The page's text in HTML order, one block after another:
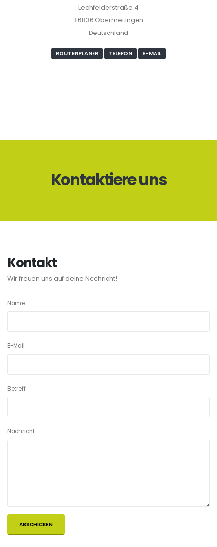
Lechfelderstraße 4
86836 Obermeitingen
Deutschland
ROUTENPLANER TELEFON E-MAIL
Kontaktiere uns
Kontakt
Wir freuen uns auf deine Nachricht!
Name
E-Mail
Betreff
Nachricht